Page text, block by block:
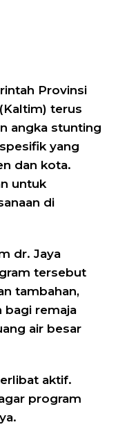
Provinsi
terus
angka stunting
yang
dan kota.
untuk
di
dr. Jaya
tersebut
tambahan,
bagi remaja
air besar
aktif.
program